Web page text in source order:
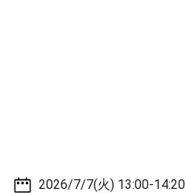
2026/7/7(火) 13:00-14:20